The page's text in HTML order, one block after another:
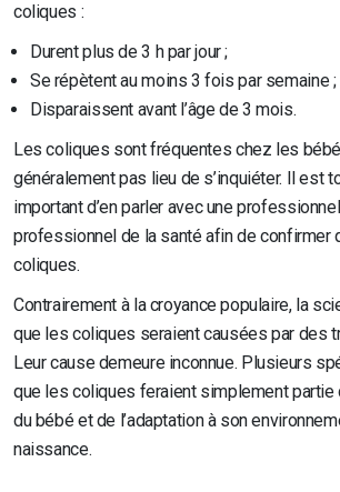
coliques :
Durent plus de 3 h par jour ;
Se répètent au moins 3 fois par semaine ;
Disparaissent avant l’âge de 3 mois.
Les coliques sont fréquentes chez les
généralement pas lieu de s’inquiéter. Il est
important d’en parler avec une
professionnel de la santé afin de confirmer
coliques.
Contrairement à la croyance populaire, la
que les coliques seraient causées par des
Leur cause demeure inconnue. Plusieurs
que les coliques feraient simplement
du bébé et de l’adaptation à son
naissance.